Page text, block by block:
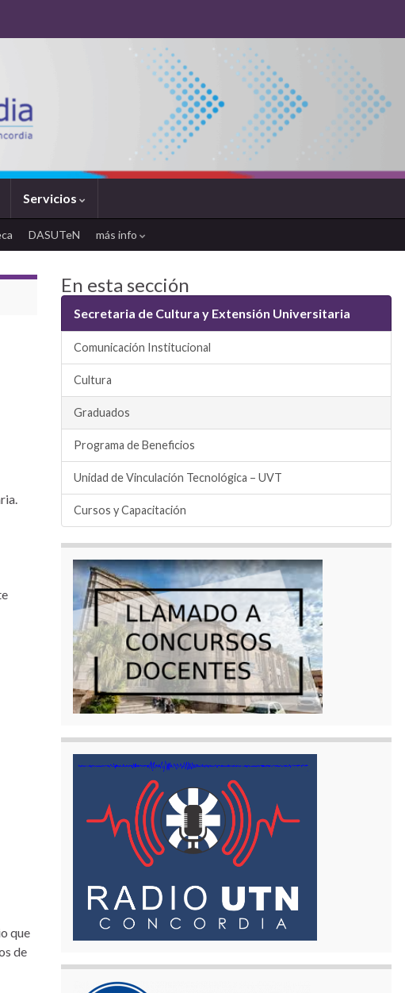
Servicios
DASUTeN más info
que
de
En esta sección
Secretaria de Cultura y Extensión Universitaria
Comunicación Institucional
Cultura
Graduados
Programa de Beneficios
Unidad de Vinculación Tecnológica – UVT
Cursos y Capacitación